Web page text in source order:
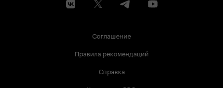
Соглашение
Правила рекомендаций
Справка